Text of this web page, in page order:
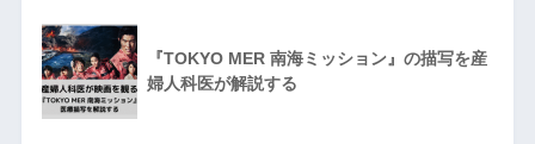
『TOKYO MER 南海ミッション』の描写を産
婦人科医が解説する